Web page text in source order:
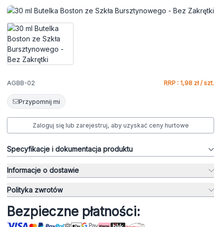
AGBB-02 RRP : 1,98 zł / szt.
Przypomnij mi
Zaloguj się lub zarejestruj, aby uzyskać ceny hurtowe
Specyfikacje i dokumentacja produktu
Informacje o dostawie
Polityka zwrotów
Bezpieczne płatności: